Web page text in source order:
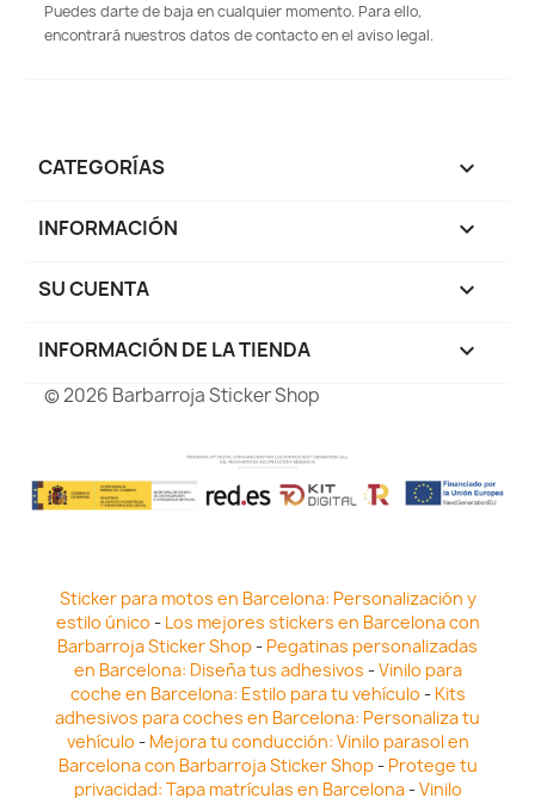
Puedes darte de baja en cualquier momento. Para ello,
encontrará nuestros datos de contacto en el aviso legal.
CATEGORÍAS 
INFORMACIÓN 
SU CUENTA 
INFORMACIÓN DE LA TIENDA keyboard_arrow_down
© 2026 Barbarroja Sticker Shop
Sticker para motos en Barcelona: Personalización y
estilo único - Los mejores stickers en Barcelona con
Barbarroja Sticker Shop- Pegatinas personalizadas
en Barcelona: Diseña tus adhesivos -Vinilo para
coche en Barcelona: Estilo para tu vehículo - Kits
adhesivos para coches en Barcelona: Personaliza tu
vehículo - Mejora tu conducción: Vinilo parasol en
Barcelona con Barbarroja Sticker Shop- Protege tu
privacidad: Tapa matrículas en Barcelona-Vinilo